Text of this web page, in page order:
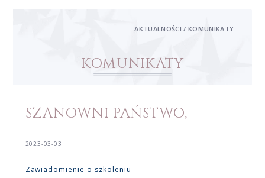
KOMUNIKATY
AKTUALNOŚCI / KOMUNIKATY
SZANOWNI PAŃSTWO,
2023-03-03
Zawiadomienie o szkoleniu